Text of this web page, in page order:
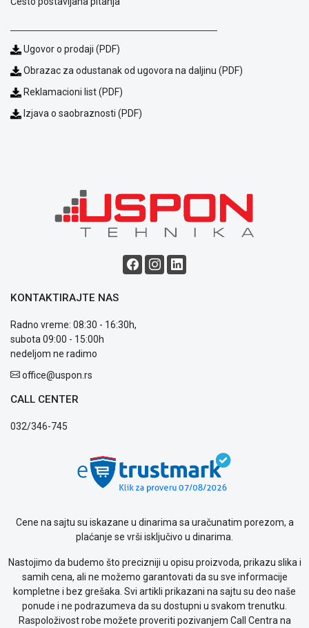
plaćanja
Isporuka
Podrška
Opšti
uslovi
Saobraznost
privatnosti
garancije
Kontakt
WEB
KREDIT
Ugovor o prodaji (PDF)
Obrazac za odustanak od ugovora na daljinu (PDF)
Reklamacioni list (PDF)
Izjava o saobraznosti (PDF)
KONTAKTIRAJTE NAS
Radno vreme: 08:30 - 16:30h,
subota 09:00 - 15:00h
nedeljom ne radimo
office@uspon.rs
CALL CENTER
032/346-745
Cene na sajtu su iskazane u dinarima sa uračunatim porezom, a
plaćanje se vrši isključivo u dinarima.
Nastojimo da budemo što precizniji u opisu proizvoda, prikazu slika i
samih cena, ali ne možemo garantovati da su sve informacije
kompletne i bez grešaka. Svi artikli prikazani na sajtu su deo naše
ponude i ne podrazumeva da su dostupni u svakom trenutku.
Raspoloživost robe možete proveriti pozivanjem Call Centra na